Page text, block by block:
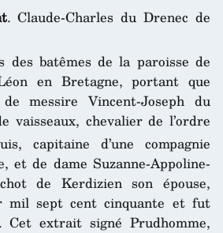
. Claude-Charles du Drenec de
batêmes de la paroisse de
en Bretagne, portant que
messire Vincent-Joseph du
vaisseaux, chevalier de l’ordre
capitaine d’une compagnie
et de dame Suzanne-Appoline-
de Kerdizien son épouse,
mil sept cent cinquante et fut
Cet extrait signé Prudhomme,